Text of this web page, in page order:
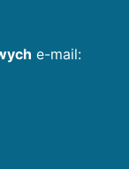
e-mail: